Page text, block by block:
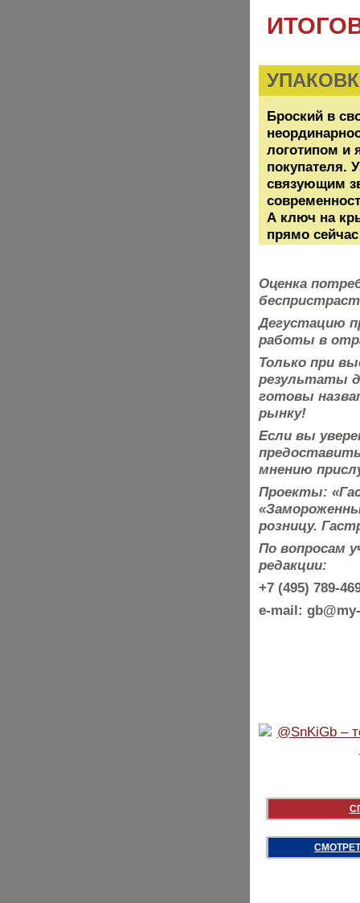
Броский в
логотипом и
покупателя.
связующим
А ключ на
прямо
Оценка
Дегустацию
работы в
Только при
результаты
готовы
рынку!
Если вы
мнению
Проекты:
розницу.
По вопросам
редакции:
+7 (495) 789-
e-mail: